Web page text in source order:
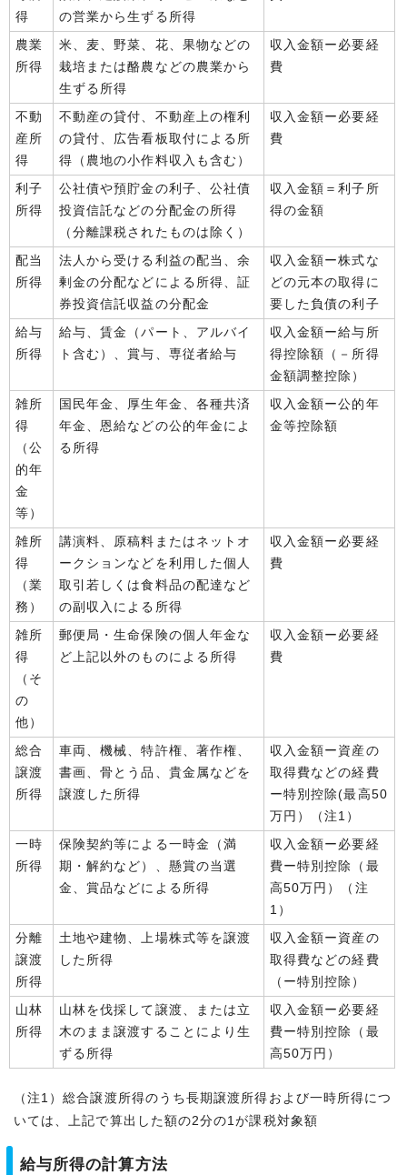
得
の営業から生ずる所得
農業
所得
米、麦、野菜、花、果物などの
栽培または酪農などの農業から
生ずる所得
収入金額ー必要経
費
不動
産所
得
不動産の貸付、不動産上の権利
の貸付、広告看板取付による所
得（農地の小作料収入も含む）
収入金額ー必要経
費
利子
所得
公社債や預貯金の利子、公社債
投資信託などの分配金の所得
（分離課税されたものは除く）
収入金額＝利子所
得の金額
配当
所得
法人から受ける利益の配当、余
剰金の分配などによる所得、証
券投資信託収益の分配金
収入金額ー株式な
どの元本の取得に
要した負債の利子
給与
所得
給与、賃金（パート、アルバイ
ト含む）、賞与、専従者給与
収入金額ー給与所
得控除額（－所得
金額調整控除）
雑所
得
（公
的年
金
等）
国民年金、厚生年金、各種共済
年金、恩給などの公的年金によ
る所得
収入金額ー公的年
金等控除額
雑所
得
（業
務）
講演料、原稿料またはネットオ
ークションなどを利用した個人
取引若しくは食料品の配達など
の副収入による所得
収入金額ー必要経
費
雑所
得
（そ
の
他）
郵便局・生命保険の個人年金な
ど上記以外のものによる所得
収入金額ー必要経
費
総合
譲渡
所得
車両、機械、特許権、著作権、
書画、骨とう品、貴金属などを
譲渡した所得
収入金額ー資産の
取得費などの経費
ー特別控除(最高50
万円）（注1）
一時
所得
保険契約等による一時金（満
期・解約など）、懸賞の当選
金、賞品などによる所得
収入金額ー必要経
費ー特別控除（最
高50万円）（注
1）
分離
譲渡
所得
土地や建物、上場株式等を譲渡
した所得
収入金額ー資産の
取得費などの経費
（ー特別控除）
山林
所得
山林を伐採して譲渡、または立
木のまま譲渡することにより生
ずる所得
収入金額ー必要経
費ー特別控除（最
高50万円）
（注1）総合譲渡所得のうち長期譲渡所得および一時所得につ
いては、上記で算出した額の2分の1が課税対象額
給与所得の計算方法